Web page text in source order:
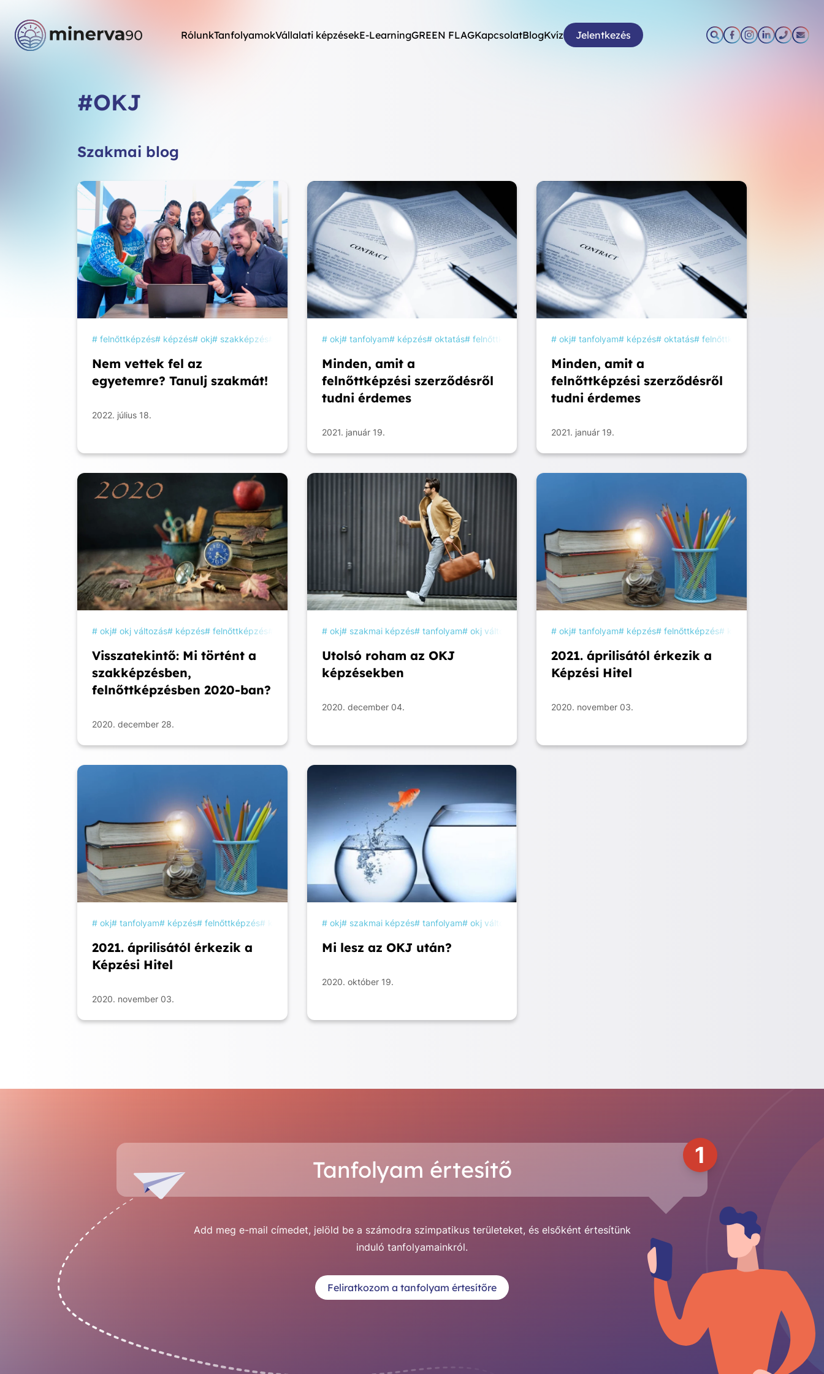
RólunkTanfolyamokVállalati képzésekE-LearningGREEN FLAGKapcsolatBlogKvíz Jelentkezés
#OKJ
Szakmai blog
felnőttképzés képzés okj szakképzés tanulás
Nem vettek fel az
egyetemre? Tanulj szakmát!
2022. július 18.
okj tanfolyam képzés oktatás felnőttképzés szakképzés tanulás
Minden, amit a
felnőttképzési szerződésről
tudni érdemes
2021. január 19.
okj tanfolyam képzés oktatás felnőttképzés
Minden, amit a
felnőttképzési szerződésről
tudni érdemes
2021. január 19.
okj okj változás képzés felnőttképzés szakképzés tanulás online tanulás
Visszatekintő: Mi történt a
szakképzésben,
felnőttképzésben 2020-ban?
2020. december 28.
okj szakmai képzés tanfolyam okj változás képzés szakképzés
Utolsó roham az OKJ
képzésekben
2020. december 04.
okj tanfolyam képzés felnőttképzés
2021. áprilisától érkezik a
Képzési Hitel
2020. november 03.
okj tanfolyam képzés felnőttképzés felnőttképzési hitel szakképzési hitel
2021. áprilisától érkezik a
Képzési Hitel
2020. november 03.
okj szakmai képzés tanfolyam okj változás
Mi lesz az OKJ után?
2020. október 19.
Tanfolyam értesítő
1
Add meg e-mail címedet, jelöld be a számodra szimpatikus területeket, és elsőként értesítünk
induló tanfolyamainkról.
Feliratkozom a tanfolyam értesítőre